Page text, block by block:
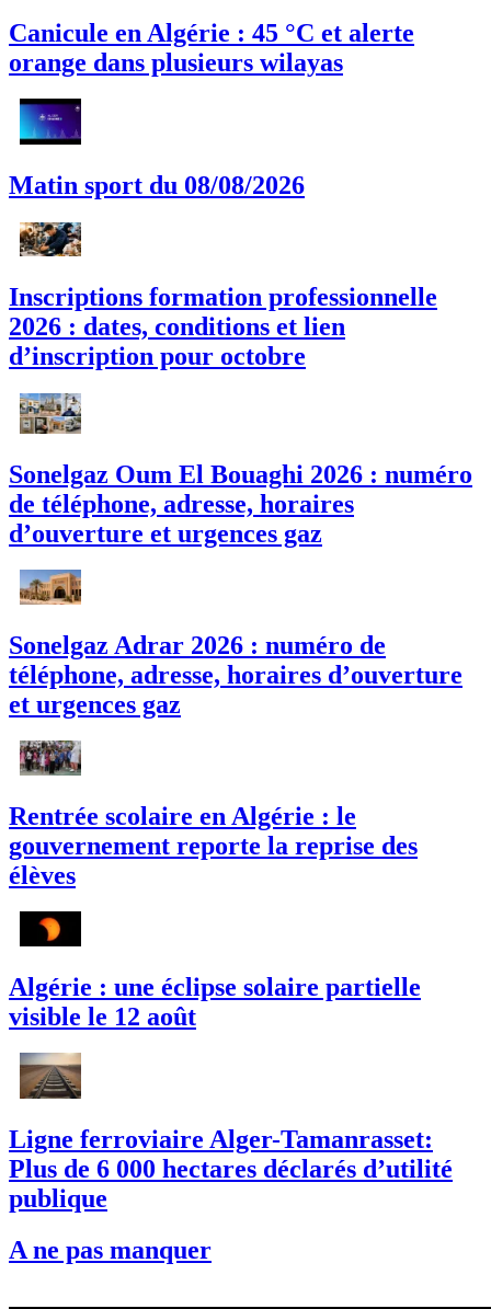
Canicule en Algérie : 45 °C et alerte
orange dans plusieurs wilayas
Matin sport du 08/08/2026
Inscriptions formation professionnelle
2026 : dates, conditions et lien
d’inscription pour octobre
Sonelgaz Oum El Bouaghi 2026 : numéro
de téléphone, adresse, horaires
d’ouverture et urgences gaz
Sonelgaz Adrar 2026 : numéro de
téléphone, adresse, horaires d’ouverture
et urgences gaz
Rentrée scolaire en Algérie : le
gouvernement reporte la reprise des
élèves
Algérie : une éclipse solaire partielle
visible le 12 août
Ligne ferroviaire Alger-Tamanrasset:
Plus de 6 000 hectares déclarés d’utilité
publique
A ne pas manquer